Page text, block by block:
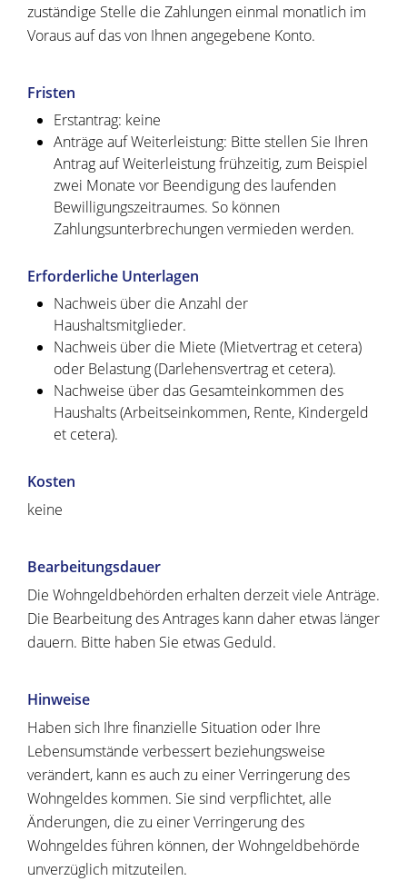
zuständige Stelle die Zahlungen einmal monatlich im
Voraus auf das von Ihnen angegebene Konto.
Fristen
Erstantrag: keine
Anträge auf Weiterleistung: Bitte stellen Sie Ihren
Antrag auf Weiterleistung frühzeitig, zum Beispiel
zwei Monate vor Beendigung des laufenden
Bewilligungszeitraumes. So können
Zahlungsunterbrechungen vermieden werden.
Erforderliche Unterlagen
Nachweis über die Anzahl der
Haushaltsmitglieder.
Nachweis über die Miete (Mietvertrag et cetera)
oder Belastung (Darlehensvertrag et cetera).
Nachweise über das Gesamteinkommen des
Haushalts (Arbeitseinkommen, Rente, Kindergeld
et cetera).
Kosten
keine
Bearbeitungsdauer
Die Wohngeldbehörden erhalten derzeit viele Anträge.
Die Bearbeitung des Antrages kann daher etwas länger
dauern. Bitte haben Sie etwas Geduld.
Hinweise
Haben sich Ihre finanzielle Situation oder Ihre
Lebensumstände verbessert beziehungsweise
verändert, kann es auch zu einer Verringerung des
Wohngeldes kommen. Sie sind verpflichtet, alle
Änderungen, die zu einer Verringerung des
Wohngeldes führen können, der Wohngeldbehörde
unverzüglich mitzuteilen.